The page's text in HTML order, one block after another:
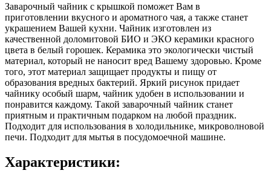
Заварочный чайник с крышкой поможет Вам в
приготовлении вкусного и ароматного чая, а также станет
украшением Вашей кухни. Чайник изготовлен из
качественной доломитовой БИО и ЭКО керамики красного
цвета в белый горошек. Керамика это экологически чистый
материал, который не наносит вред Вашему здоровью. Кроме
того, этот материал защищает продукты и пищу от
образования вредных бактерий. Яркий рисунок придает
чайнику особый шарм, чайник удобен в использовании и
понравится каждому. Такой заварочный чайник станет
приятным и практичным подарком на любой праздник.
Подходит для использования в холодильнике, микроволновой
печи. Подходит для мытья в посудомоечной машине.
Характеристики: